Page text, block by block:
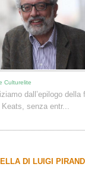
Culturelite
dall’epilogo della
senza entr...
DI LUIGI